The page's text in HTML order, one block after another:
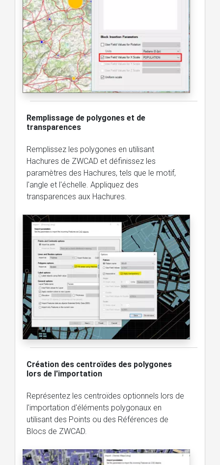
Remplissage de polygones et de
transparences
Remplissez les polygones en utilisant
Hachures de ZWCAD et définissez les
paramètres des Hachures, tels que le motif,
l'angle et l'échelle. Appliquez des
transparences aux Hachures.
Création des centroïdes des polygones
lors de l'importation
Représentez les centroïdes optionnels lors de
l'importation d'éléments polygonaux en
utilisant des Points ou des Références de
Blocs de ZWCAD.